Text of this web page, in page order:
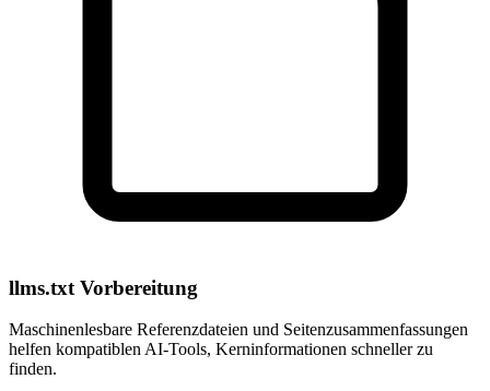
llms.txt Vorbereitung
Maschinenlesbare Referenzdateien und Seitenzusammenfassungen
helfen kompatiblen AI-Tools, Kerninformationen schneller zu
finden.